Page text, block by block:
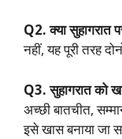
Q2. क्या सुहागरात
नहीं, यह पूरी तरह
Q3. सुहागरात को
अच्छी बातचीत,
इसे खास बनाया जा